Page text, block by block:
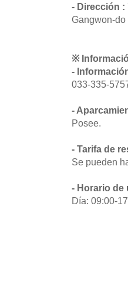
- Dirección :
Gangwon-do
※
-
033-335-
-
Posee.
- Tarifa de
Se pueden
- Horario de
Día: 09:00-